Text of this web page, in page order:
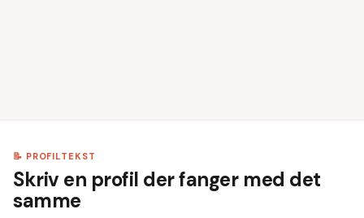
📝 PROFILTEKST
Skriv en profil der fanger med det
samme